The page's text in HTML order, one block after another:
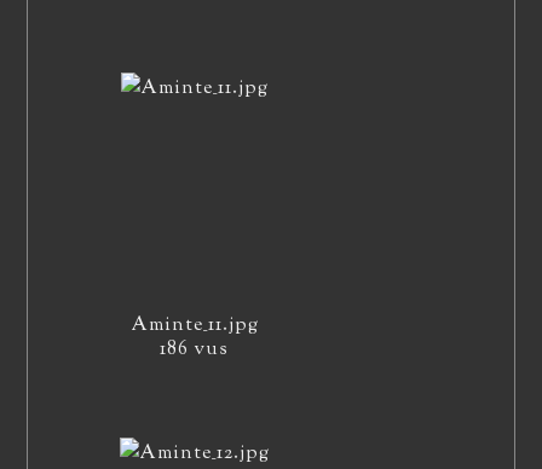
Aminte_11.jpg
186 vus